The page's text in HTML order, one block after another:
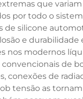
que variam
por todo o
de silicone
e durabilidade
nos modernos
de
conexões de
tensão as